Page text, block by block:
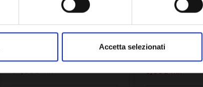
Accetta selezionati
ELETTRODO ACCENSIONE -
67,86€+ IVA
ELETTRODO DI
ACCENSIONE -
0,00€+ IVA